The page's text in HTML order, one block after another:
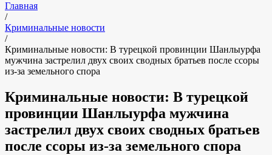
Главная
/
Криминальные новости
/
Криминальные новости: В турецкой провинции Шанлыурфа
мужчина застрелил двух своих сводных братьев после ссоры
из-за земельного спора
Криминальные новости: В турецкой
провинции Шанлыурфа мужчина
застрелил двух своих сводных братьев
после ссоры из-за земельного спора